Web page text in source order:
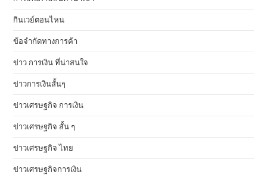
กินเวย์ตอนไหน
ข้อจำกัดทางการค้า
ข่าว การเงิน ที่น่าสนใจ
ข่าวการเงินสั้นๆ
ข่าวเศรษฐกิจ การเงิน
ข่าวเศรษฐกิจ สั้น ๆ
ข่าวเศรษฐกิจ ไทย
ข่าวเศรษฐกิจการเงิน